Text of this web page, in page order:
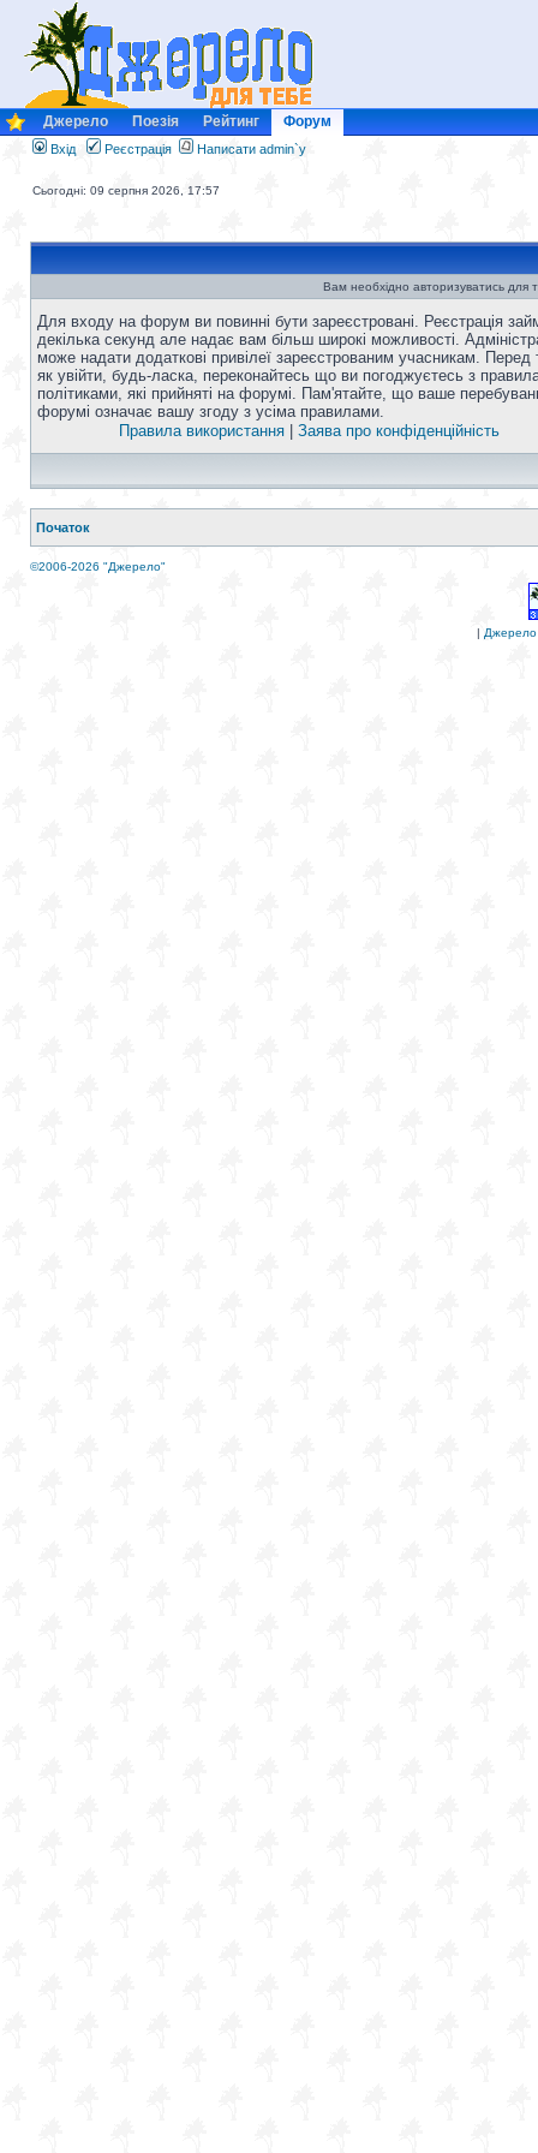
Джерело Поезія Рейтинг Форум
Вхід Реєстрація Написати admin`у
Сьогодні: 09 серпня 2026, 17:57
Вам необхідно авторизуватись для
Для входу на форум ви повинні бути зареєстровані. Реєстрація
декілька секунд але надає вам більш широкі можливості.
може надати додаткові привілеї зареєстрованим учасникам. Перед
як увійти, будь-ласка, переконайтесь що ви погоджуєтесь з
політиками, які прийняті на форумі. Пам'ятайте, що ваше
форумі означає вашу згоду з усіма правилами.
Правила використання
Заява про конфіденційність
Початок
©2006-2026 "Джерело"
| Джерело